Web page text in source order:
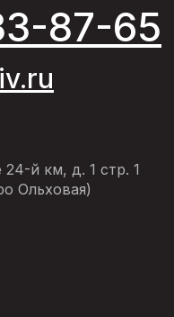
87-65
й км, д. 1 стр. 1
Ольховая)